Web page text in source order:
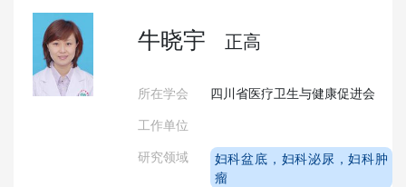
牛晓宇 正高
所在学会
四川省医疗卫生与健康促进会
工作单位
研究领域
妇科盆底，妇科泌尿，妇科肿
瘤